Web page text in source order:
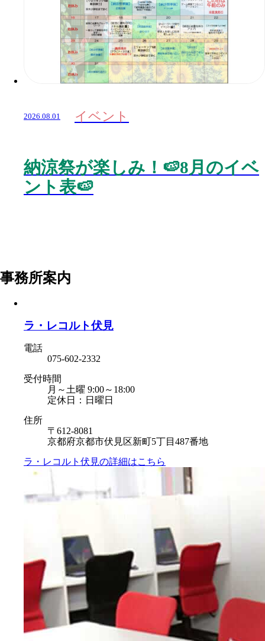
2026.08.01 イベント
納涼祭が楽しみ！🍉8月のイベ
ント表🍉
事務所案内
ラ・レコルト伏見
電話
075-602-2332
受付時間
月～土曜 9:00～18:00
定休日：日曜日
住所
〒612-8081
京都府京都市伏見区新町5丁目487番地
ラ・レコルト伏見の詳細はこちら